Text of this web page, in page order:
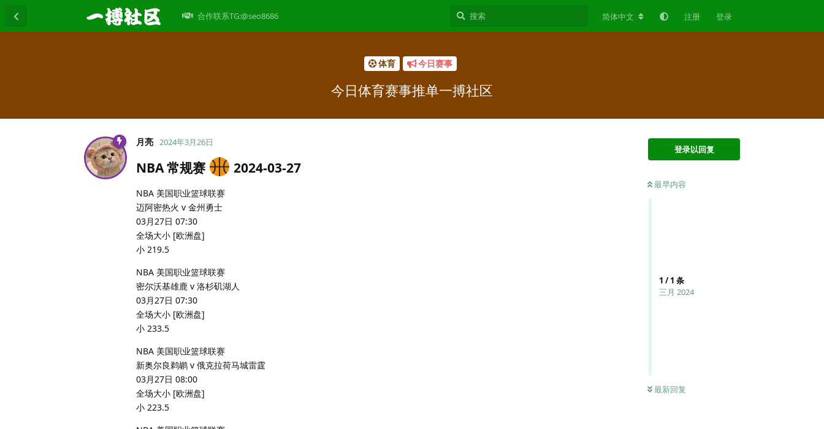
合作联系TG:@seo8686 简体中文 注册 登录
体育 今日赛事
今日体育赛事推单一搏社区
登录以回复
最早内容
1 /1 条
三月 2024
最新回复
月亮 2024年3月26日
NBA 常规赛 2024-03-27
NBA 美国职业篮球联赛
迈阿密热火 v 金州勇士
03月27日 07:30
全场大小 [欧洲盘]
小 219.5
NBA 美国职业篮球联赛
密尔沃基雄鹿 v 洛杉矶湖人
03月27日 07:30
全场大小 [欧洲盘]
小 233.5
NBA 美国职业篮球联赛
新奥尔良鹈鹕 v 俄克拉荷马城雷霆
03月27日 08:00
全场大小 [欧洲盘]
小 223.5